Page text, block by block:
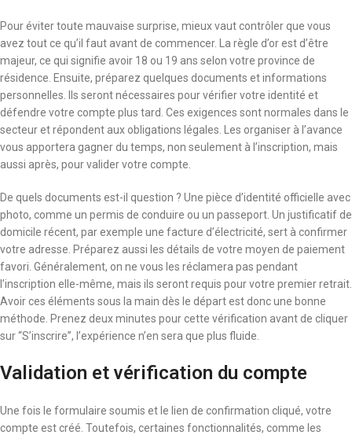
Pour éviter toute mauvaise surprise, mieux vaut contrôler que vous
avez tout ce qu’il faut avant de commencer. La règle d’or est d’être
majeur, ce qui signifie avoir 18 ou 19 ans selon votre province de
résidence. Ensuite, préparez quelques documents et informations
personnelles. Ils seront nécessaires pour vérifier votre identité et
défendre votre compte plus tard. Ces exigences sont normales dans le
secteur et répondent aux obligations légales. Les organiser à l’avance
vous apportera gagner du temps, non seulement à l’inscription, mais
aussi après, pour valider votre compte.
De quels documents est-il question ? Une pièce d’identité officielle avec
photo, comme un permis de conduire ou un passeport. Un justificatif de
domicile récent, par exemple une facture d’électricité, sert à confirmer
votre adresse. Préparez aussi les détails de votre moyen de paiement
favori. Généralement, on ne vous les réclamera pas pendant
l’inscription elle-même, mais ils seront requis pour votre premier retrait.
Avoir ces éléments sous la main dès le départ est donc une bonne
méthode. Prenez deux minutes pour cette vérification avant de cliquer
sur “S’inscrire”, l’expérience n’en sera que plus fluide.
Validation et vérification du compte
Une fois le formulaire soumis et le lien de confirmation cliqué, votre
compte est créé. Toutefois, certaines fonctionnalités, comme les